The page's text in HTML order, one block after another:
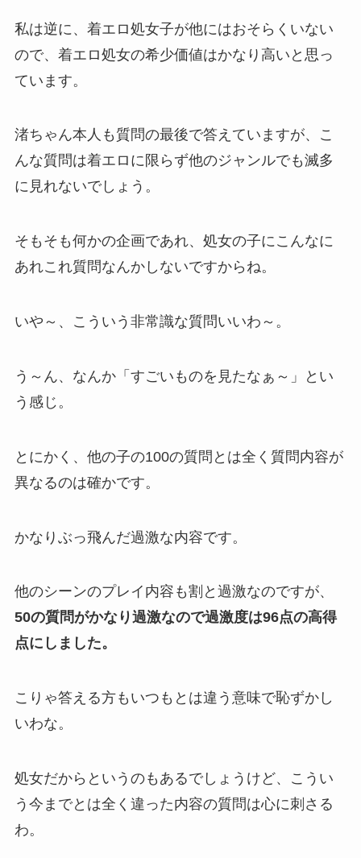
私は逆に、着エロ処女子が他にはおそらくいない
ので、着エロ処女の希少価値はかなり高いと思っ
ています。
渚ちゃん本人も質問の最後で答えていますが、こ
んな質問は着エロに限らず他のジャンルでも滅多
に見れないでしょう。
そもそも何かの企画であれ、処女の子にこんなに
あれこれ質問なんかしないですからね。
いや～、こういう非常識な質問いいわ～。
う～ん、なんか「すごいものを見たなぁ～」とい
う感じ。
とにかく、他の子の100の質問とは全く質問内容が
異なるのは確かです。
かなりぶっ飛んだ過激な内容です。
他のシーンのプレイ内容も割と過激なのですが、
50の質問がかなり過激なので過激度は96点の高得
点にしました。
こりゃ答える方もいつもとは違う意味で恥ずかし
いわな。
処女だからというのもあるでしょうけど、こうい
う今までとは全く違った内容の質問は心に刺さる
わ。